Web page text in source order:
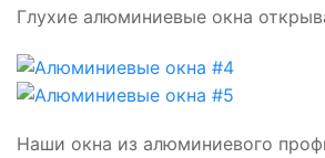
Глухие алюминиевые окна
Наши окна из алюминиевого